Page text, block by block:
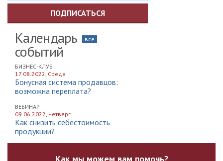
ПОДПИСАТЬСЯ
Календарь
событий
все
БИЗНЕС-КЛУБ
17.08.2022, Среда
Бонусная система продавцов:
возможна переплата?
ВЕБИНАР
09.06.2022, Четверг
Как снизить себестоимость
продукции?
Как мы можем вам помочь?